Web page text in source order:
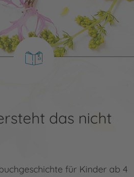
das nicht
für Kinder ab 4